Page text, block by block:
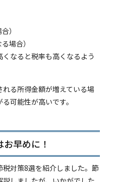
）
場合）
なると税率も高くなるよう
る所得金額が増えている場
可能性が高いです。
早めに！
対策8選を紹介しました。節